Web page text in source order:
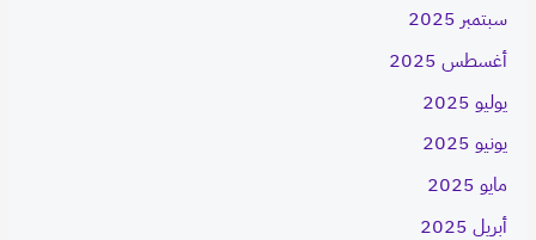
سبتمبر 2025
أغسطس 2025
يوليو 2025
يونيو 2025
مايو 2025
أبريل 2025